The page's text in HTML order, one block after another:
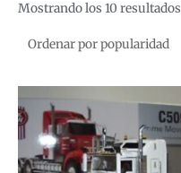
Mostrando los 10 resultados